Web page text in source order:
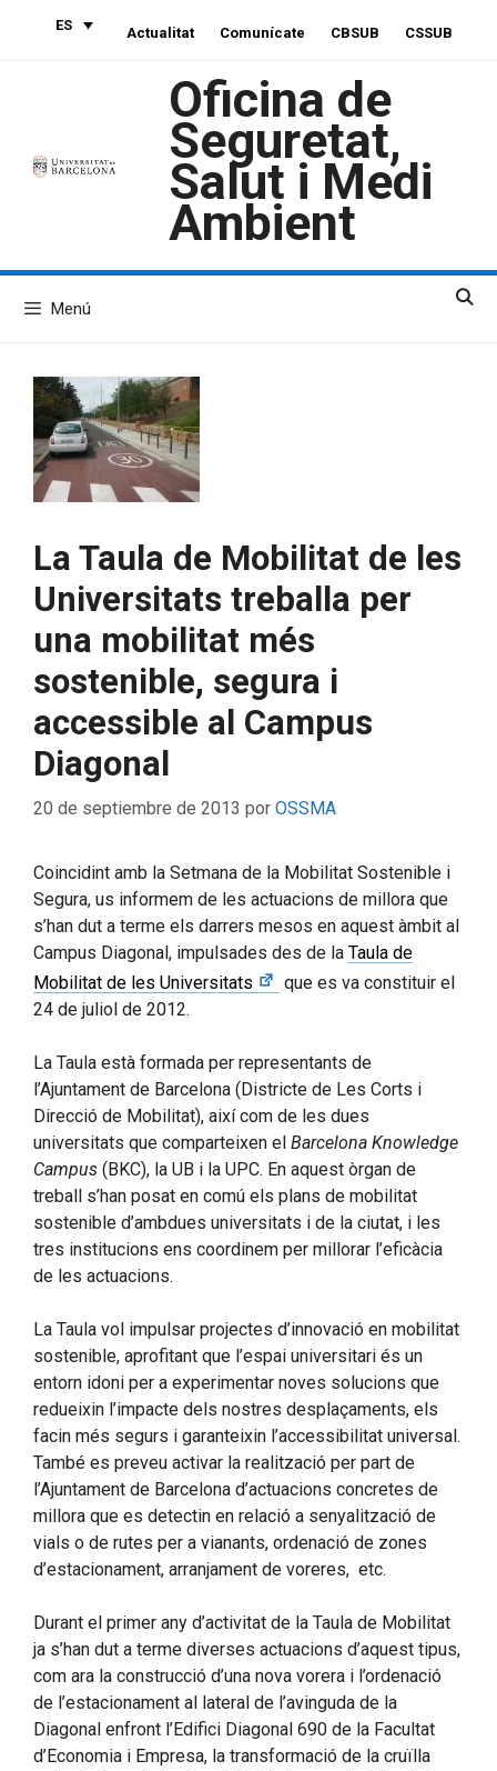
ES Actualitat Comunícate CBSUB CSSUB
Oficina de
Seguretat,
Salut i Medi
Ambient
Menú
La Taula de Mobilitat de les
Universitats treballa per
una mobilitat més
sostenible, segura i
accessible al Campus
Diagonal
20 de septiembre de 2013 por OSSMA
Coincidint amb la Setmana de la Mobilitat Sostenible i
Segura, us informem de les actuacions de millora que
s’han dut a terme els darrers mesos en aquest àmbit al
Campus Diagonal, impulsades des de la Taula de
Mobilitat de les Universitats
que es va constituir el
24 de juliol de 2012.
La Taula està formada per representants de
l’Ajuntament de Barcelona (Districte de Les Corts i
Direcció de Mobilitat), així com de les dues
universitats que comparteixen el Barcelona Knowledge
Campus (BKC), la UB i la UPC. En aquest òrgan de
treball s’han posat en comú els plans de mobilitat
sostenible d’ambdues universitats i de la ciutat, i les
tres institucions ens coordinem per millorar l’eficàcia
de les actuacions.
La Taula vol impulsar projectes d’innovació en mobilitat
sostenible, aprofitant que l’espai universitari és un
entorn idoni per a experimentar noves solucions que
redueixin l’impacte dels nostres desplaçaments, els
facin més segurs i garanteixin l’accessibilitat universal.
També es preveu activar la realització per part de
l’Ajuntament de Barcelona d’actuacions concretes de
millora que es detectin en relació a senyalització de
vials o de rutes per a vianants, ordenació de zones
d’estacionament, arranjament de voreres, etc.
Durant el primer any d’activitat de la Taula de Mobilitat
ja s’han dut a terme diverses actuacions d’aquest tipus,
com ara la construcció d’una nova vorera i l’ordenació
de l’estacionament al lateral de l’avinguda de la
Diagonal enfront l’Edifici Diagonal 690 de la Facultat
d’Economia i Empresa, la transformació de la cruïlla